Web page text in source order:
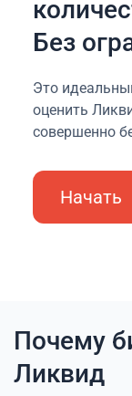
Без
Это
оценить
совершенно
Начать
Почему
Ликвид